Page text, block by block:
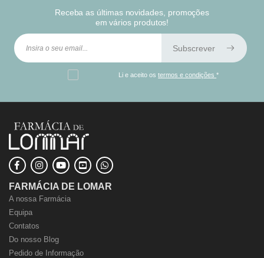
Receba as últimas novidades, promoções
em vários produtos!
Subscrever
Li e aceito ostermos e condições*
FARMÁCIA DE LOMAR
A nossa Farmácia
Equipa
Contatos
Do nosso Blog
Pedido de Informação